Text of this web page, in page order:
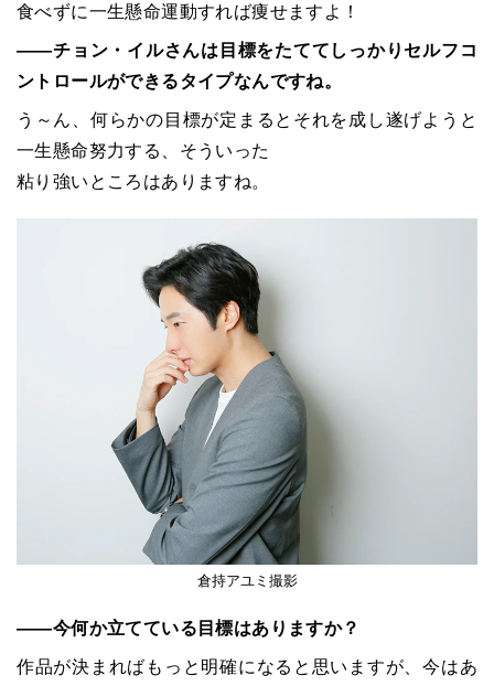
食べずに一生懸命運動すれば痩せますよ！
――チョン・イルさんは目標をたててしっかりセルフコ
ントロールができるタイプなんですね。
う～ん、何らかの目標が定まるとそれを成し遂げようと
一生懸命努力する、そういった
粘り強いところはありますね。
倉持アユミ撮影
――今何か立てている目標はありますか？
作品が決まればもっと明確になると思いますが、今はあ